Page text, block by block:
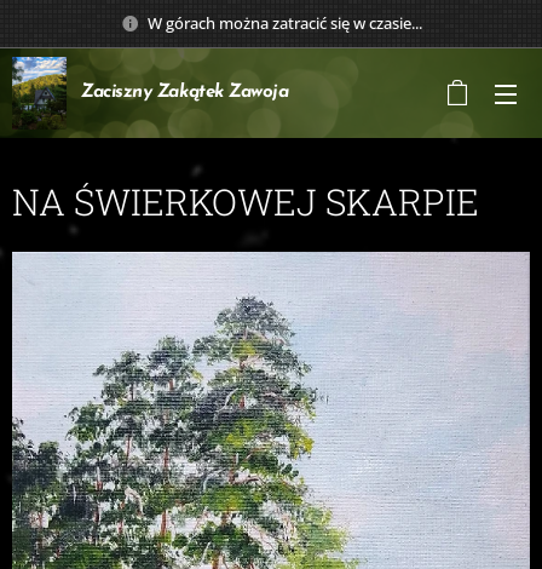
W górach można zatracić się w czasie...
Zaciszny Zakątek Zawoja
NA ŚWIERKOWEJ SKARPIE